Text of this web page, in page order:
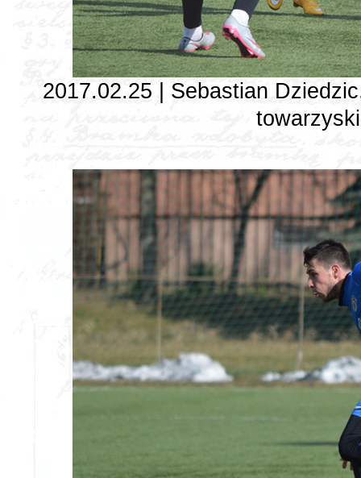
2017.02.25 | Sebastian